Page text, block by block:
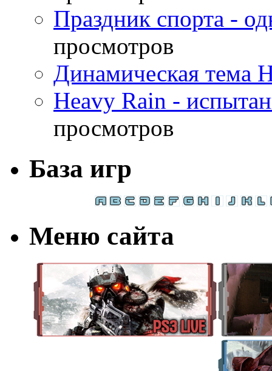
Праздник спорта -
просмотров
Динамическая тема
Heavy Rain -
просмотров
База игр
Меню сайта